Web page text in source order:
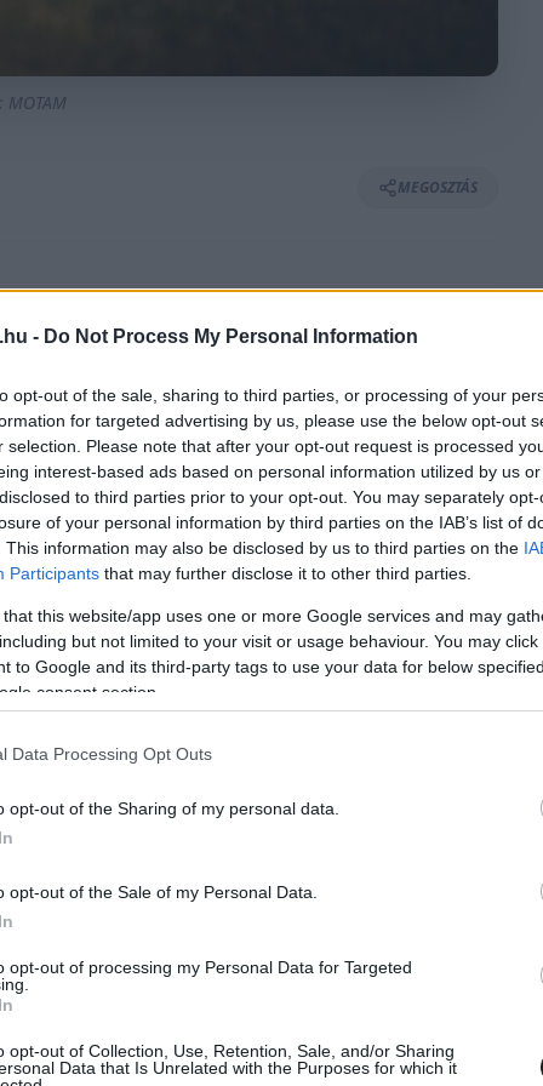
- Do Not Process My Personal Information
opt-out of the sale, sharing to third parties, or processing of your
for targeted advertising by us, please use the below opt-out
selection. Please note that after your opt-out request is processed
interest-based ads based on personal information utilized by us
to third parties prior to your opt-out. You may separately
of your personal information by third parties on the IAB’s list of
This information may also be disclosed by us to third parties on the
Participants that may further disclose it to other third parties.
that this website/app uses one or more Google services and may
but not limited to your visit or usage behaviour. You may
to Google and its third-party tags to use your data for below
consent section.
Data Processing Opt Outs
opt-out of the Sharing of my personal data.
opt-out of the Sale of my Personal Data.
opt-out of processing my Personal Data for Targeted
opt-out of Collection, Use, Retention, Sale, and/or Sharing
Data that Is Unrelated with the Purposes for which it
MOTAM
MEGOSZTÁS
the Future Euro Series Rodbyban
de többször is hibázott, így nem elégedett
szólt a hétvége az OK-
csapatánál.
of the Future Euro Series harmadik
Corse gokartosa az öt előfutamból
legjobb ötben zárt, az elődöntőben és a
hozni azt, amit elvár saját magától. Az OK-
hétvégét így a 27. helyen zárta.
értem el, majd következett két előfutam. Az
amivel sikerült számos pozíciót
második előfutamban is, a sorom itt is
úgyhogy vissza tudtam zárkózni” –
Motorsport Academy által támogatott